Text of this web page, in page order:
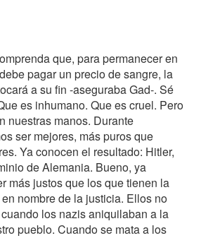
que, para permanecer en
pagar un precio de sangre, la
a su fin -aseguraba Gad-. Sé
es inhumano. Que es cruel. Pero
nuestras manos. Durante
ser mejores, más puros que
Ya conocen el resultado: Hitler,
de Alemania. Bueno, ya
más justos que los que tienen la
nombre de la justicia. Ellos no
los nazis aniquilaban a la
pueblo. Cuando se mata a los